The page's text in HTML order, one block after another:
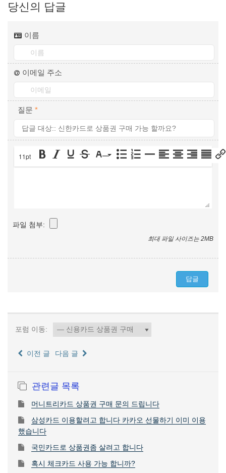
당신의 답글
이름
이메일 주소
질문 *
11pt
파일 첨부:
최대 파일 사이즈는 2MB
포럼 이동:
이전 글 다음 글
관련글 목록
머니트리카드 상품권 구매 문의 드립니다
삼성카드 이용할려고 합니다 카카오 선물하기 이미 이용
했습니다
국민카드로 상품권좀 살려고 합니다
혹시 체크카드 사용 가능 합니까?